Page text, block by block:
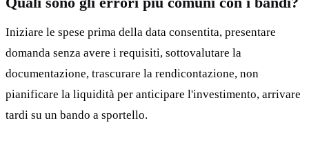
Iniziare le spese prima della data consentita, presentare
domanda senza avere i requisiti, sottovalutare la
documentazione, trascurare la rendicontazione, non
pianificare la liquidità per anticipare l'investimento, arrivare
tardi su un bando a sportello.